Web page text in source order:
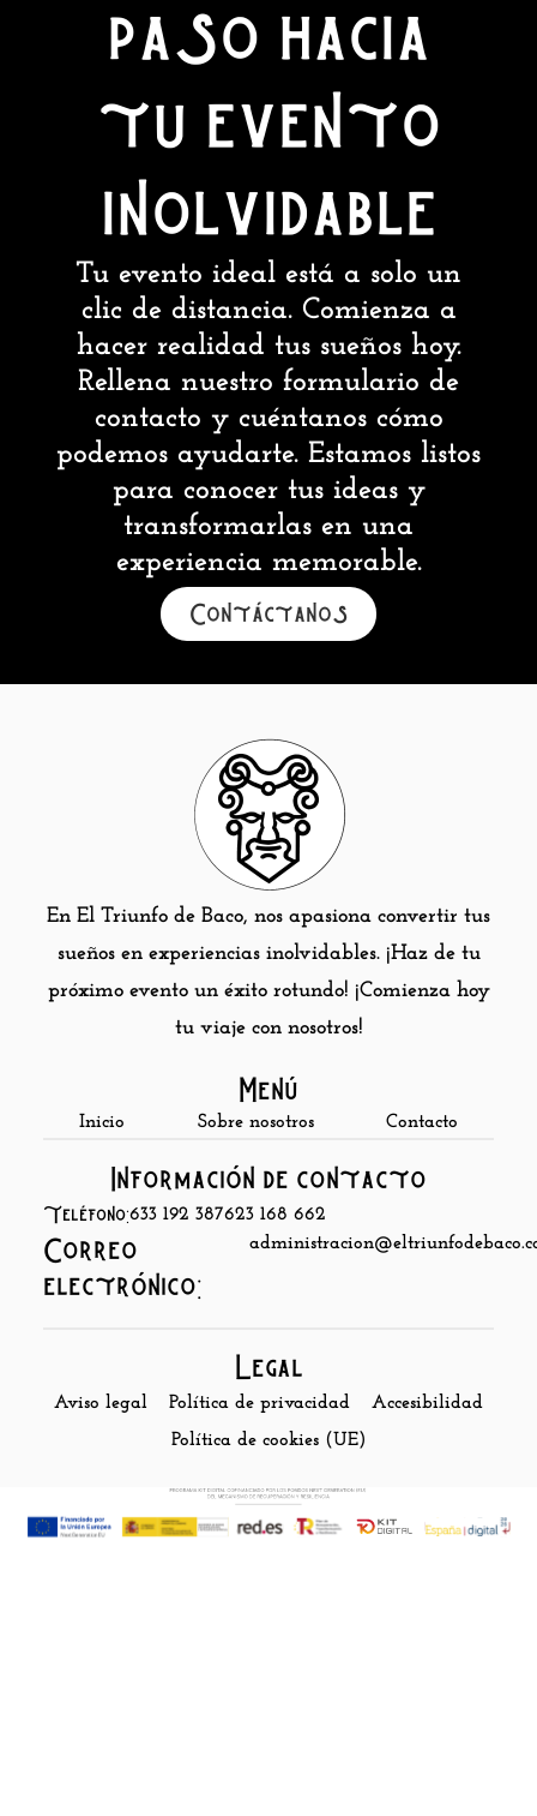
paso hacia
tu evento
inolvidable
Tu evento ideal está a solo un
clic de distancia. Comienza a
hacer realidad tus sueños hoy.
Rellena nuestro formulario de
contacto y cuéntanos cómo
podemos ayudarte. Estamos listos
para conocer tus ideas y
transformarlas en una
experiencia memorable.
Contáctanos
En El Triunfo de Baco, nos apasiona convertir tus
sueños en experiencias inolvidables. ¡Haz de tu
próximo evento un éxito rotundo! ¡Comienza hoy
tu viaje con nosotros!
Menú
Inicio Sobre nosotros Contacto
Información de contacto
Teléfono:633 192 387623 168 662
Correo
electrónico:
Legal
Aviso legal Política de privacidad
Accesibilidad
Política de cookies (UE)